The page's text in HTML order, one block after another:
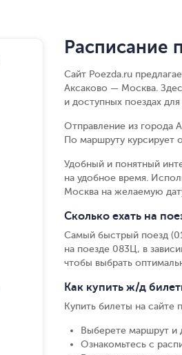
Расписание
Сайт Poezda.ru
Аксаково — Москва.
и доступных поездах
Отправление из города
По маршруту курсирует
Удобный и понятный
на удобное время.
Москва на желаемую
Сколько ехать на
Самый быстрый поезд
на поезде 083Ц, в
чтобы выбрать
Как купить ж/д
Купить билеты на сайте
Выберете маршрут и
Ознакомьтесь с